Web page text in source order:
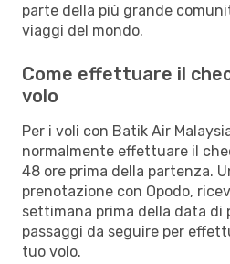
parte della più grande
viaggi del mondo.
Come effettuare il
volo
Per i voli con Batik Air
normalmente effettuare il
48 ore prima della partenza.
prenotazione con Opodo,
settimana prima della data di
passaggi da seguire per
tuo volo.